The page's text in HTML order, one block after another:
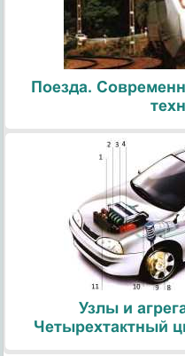
Поезда.
Узлы и
Четырехтактный